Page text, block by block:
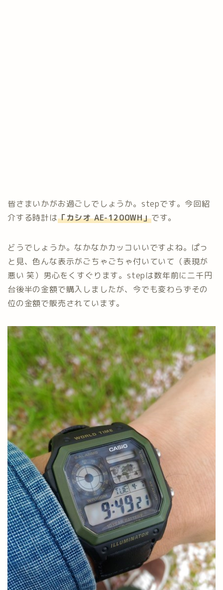
皆さまいかがお過ごしでしょうか。stepです。今回紹
介する時計は「カシオ AE-1200WH」です。
どうでしょうか。なかなかカッコいいですよね。ぱっ
と見、色んな表示がごちゃごちゃ付いていて（表現が
悪い 笑）男心をくすぐります。stepは数年前に二千円
台後半の金額で購入しましたが、今でも変わらずその
位の金額で販売されています。